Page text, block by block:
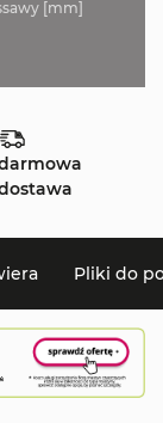
[mm]
Pliki do